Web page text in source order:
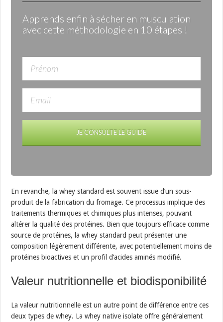
Apprends enfin à sécher en musculation
avec cette méthodologie en 10 étapes !
JE CONSULTE LE GUIDE
En revanche, la whey standard est souvent issue d’un sous-
produit de la fabrication du fromage. Ce processus implique des
traitements thermiques et chimiques plus intenses, pouvant
altérer la qualité des protéines. Bien que toujours efficace comme
source de protéines, la whey standard peut présenter une
composition légèrement différente, avec potentiellement moins de
protéines bioactives et un profil d’acides aminés modifié.
Valeur nutritionnelle et biodisponibilité
La valeur nutritionnelle est un autre point de différence entre ces
deux types de whey. La whey native isolate offre généralement